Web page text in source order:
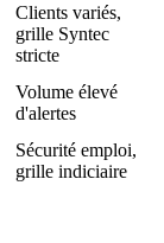
Clients variés,
grille Syntec
stricte
Volume élevé
d'alertes
Sécurité emploi,
grille indiciaire